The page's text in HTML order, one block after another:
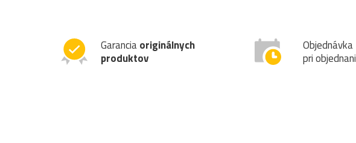
Garanciaoriginálnych
produktov
Objednávka
pri